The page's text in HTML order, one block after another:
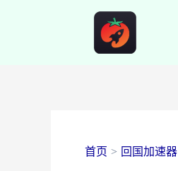
首页 回国加速器